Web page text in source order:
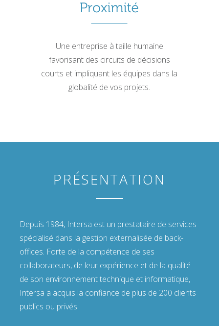
Une entreprise à taille humaine
favorisant des circuits de décisions
courts et impliquant les équipes dans la
globalité de vos projets.
PRÉSENTATION
Depuis 1984, Intersa est un prestataire de services
spécialisé dans la gestion externalisée de back-
offices. Forte de la compétence de ses
collaborateurs, de leur expérience et de la qualité
de son environnement technique et informatique,
Intersa a acquis la confiance de plus de 200 clients
publics ou privés.